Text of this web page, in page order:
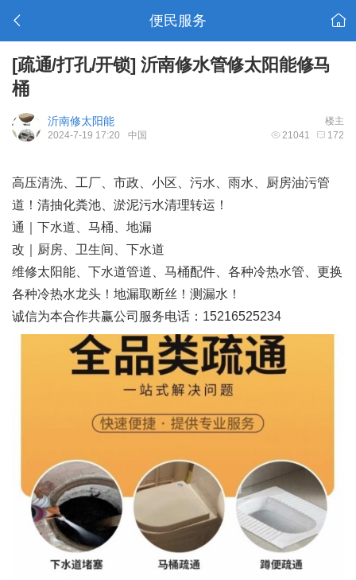
便民服务
[疏通/打孔/开锁] 沂南修水管修太阳能修马
桶
楼主
沂南修太阳能
21041 172
2024-7-19 17:20 中国
高压清洗、工厂、市政、小区、污水、雨水、厨房油污管
道！清抽化粪池、淤泥污水清理转运！
通｜下水道、马桶、地漏
改｜厨房、卫生间、下水道
维修太阳能、下水道管道、马桶配件、各种冷热水管、更换
各种冷热水龙头！地漏取断丝！测漏水！
诚信为本合作共赢公司服务电话：15216525234